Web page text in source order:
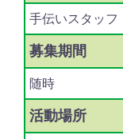
手伝いスタッフ
募集期間
随時
活動場所